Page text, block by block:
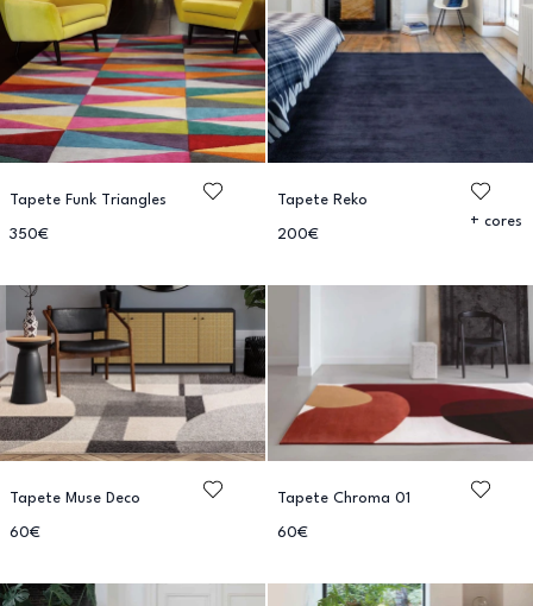
Tapete Funk Triangles
350€
Tapete Reko
200€
+ cores
Tapete Muse Deco
60€
Tapete Chroma 01
60€